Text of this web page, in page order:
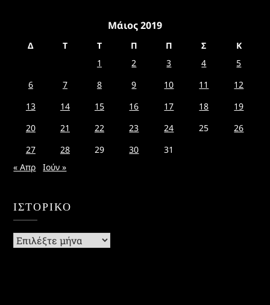
Μάιος 2019
Δ Τ Τ Π Π Σ
Κ
1
2 3 4
5
6
7 8 9 10 11
12
13
14 15 16 17 18
19
20
21 22 23 24 25
26
27
28 29 30
31
« Απρ
Ιούν »
ΙΣΤΟΡΙΚΌ
Ιστορικό